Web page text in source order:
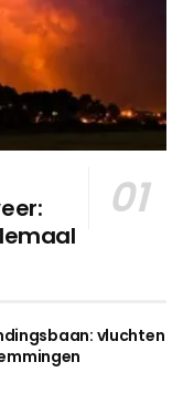
vluchten